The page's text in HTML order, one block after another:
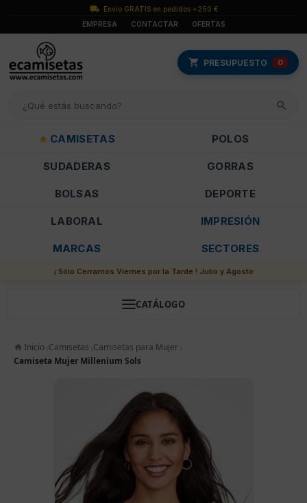
Envío GRATIS en pedidos +250 €
EMPRESA
CONTACTAR OFERTAS
PRESUPUESTO 0
CAMISETAS POLOS
SUDADERAS GORRAS
BOLSAS DEPORTE
LABORAL IMPRESIÓN
MARCAS SECTORES
¡ Sólo Cerramos Viernes por la Tarde ! Julio y Agosto
CATÁLOGO
Inicio Camisetas Camisetas para Mujer
Camiseta Mujer Millenium Sols